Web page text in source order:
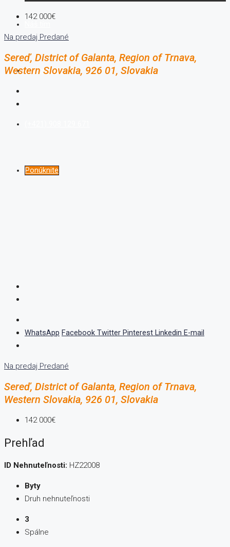
Kontaktujte nás
Ponúknite
142 000€
Na predaj Predané
Sereď, District of Galanta, Region of Trnava,
Western Slovakia, 926 01, Slovakia
WhatsApp Facebook Twitter Pinterest Linkedin E-mail
Na predaj Predané
Sereď, District of Galanta, Region of Trnava,
Western Slovakia, 926 01, Slovakia
142 000€
Prehľad
ID Nehnuteľnosti: HZ22008
Byty
Druh nehnuteľnosti
3
Spálne